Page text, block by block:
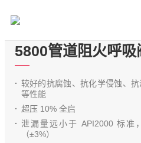
5800管道阻火呼吸
较好的抗腐蚀、抗化学侵蚀、
等性能
超压 10% 全启
泄漏量远小于 API2000 标准
（±3%）